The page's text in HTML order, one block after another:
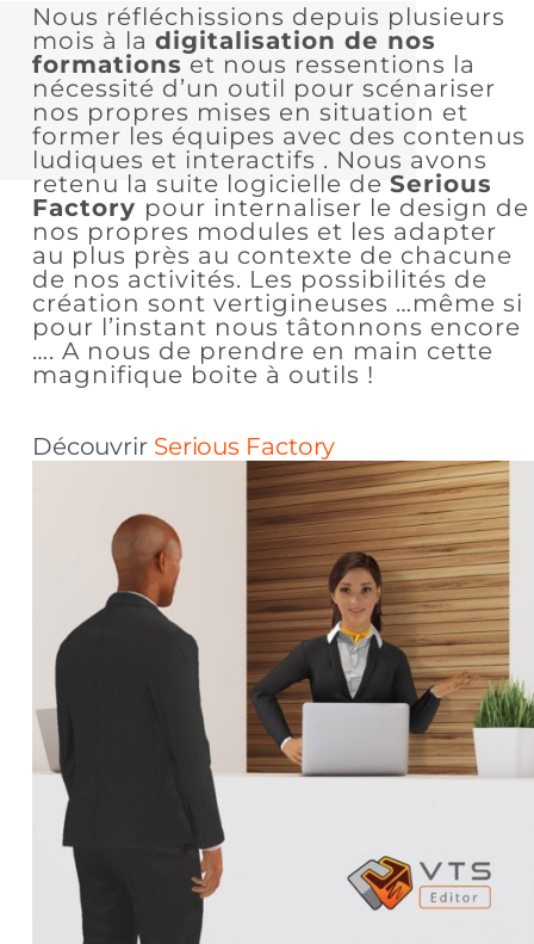
Nous réfléchissions depuis plusieurs
mois à la digitalisation de nos
formations et nous ressentions la
nécessité d’un outil pour scénariser
nos propres mises en situation et
former les équipes avec des contenus
ludiques et interactifs . Nous avons
retenu la suite logicielle de Serious
Factory pour internaliser le design de
nos propres modules et les adapter
au plus près au contexte de chacune
de nos activités. Les possibilités de
création sont vertigineuses …même si
pour l’instant nous tâtonnons encore
…. A nous de prendre en main cette
magnifique boite à outils !
Découvrir Serious Factory